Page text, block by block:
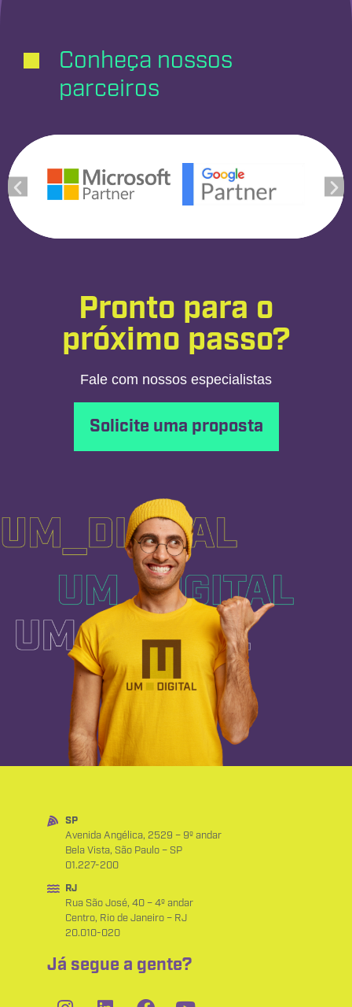
Conheça nossos
parceiros
Pronto para o
próximo passo?
Fale com nossos especialistas
Solicite uma proposta
SP
Avenida Angélica, 2529 – 9º andar
Bela Vista, São Paulo – SP
01.227-200
RJ
Rua São José, 40 – 4º andar
Centro, Rio de Janeiro – RJ
20.010-020
Já segue a gente?